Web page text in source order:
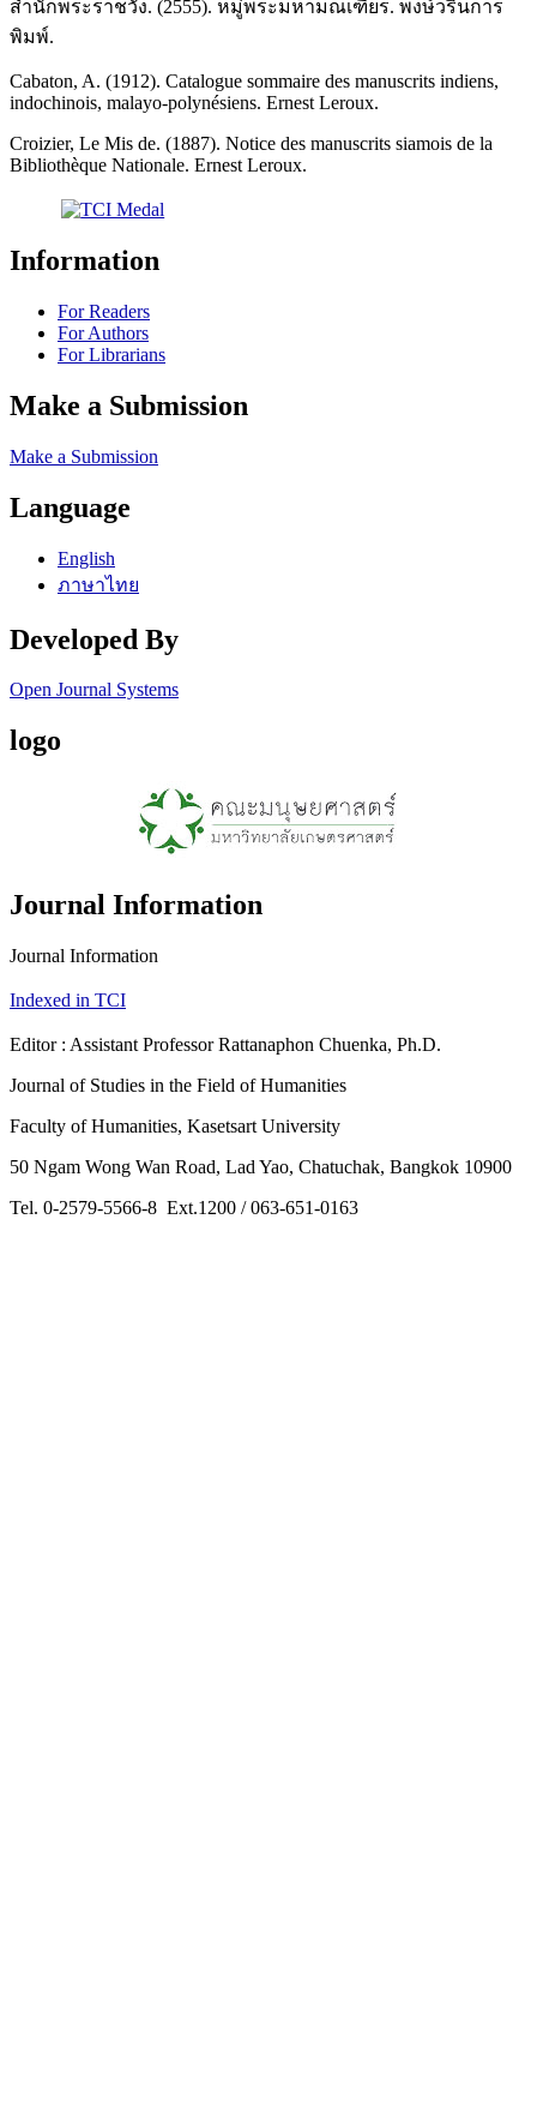
สำนักพระราชวัง. (2555). หมู่พระมหามณเฑียร. พงษ์วรินการ
พิมพ์.
Cabaton, A. (1912). Catalogue sommaire des manuscrits indiens,
indochinois, malayo-polynésiens. Ernest Leroux.
Croizier, Le Mis de. (1887). Notice des manuscrits siamois de la
Bibliothèque Nationale. Ernest Leroux.
Information
For Readers
For Authors
For Librarians
Make a Submission
Make a Submission
Language
English
ภาษาไทย
Developed By
Open Journal Systems
logo
Journal Information
Journal Information
Indexed in TCI
Editor : Assistant Professor Rattanaphon Chuenka, Ph.D.
Journal of Studies in the Field of Humanities
Faculty of Humanities, Kasetsart University
50 Ngam Wong Wan Road, Lad Yao, Chatuchak, Bangkok 10900
Tel. 0-2579-5566-8 Ext.1200 / 063-651-0163